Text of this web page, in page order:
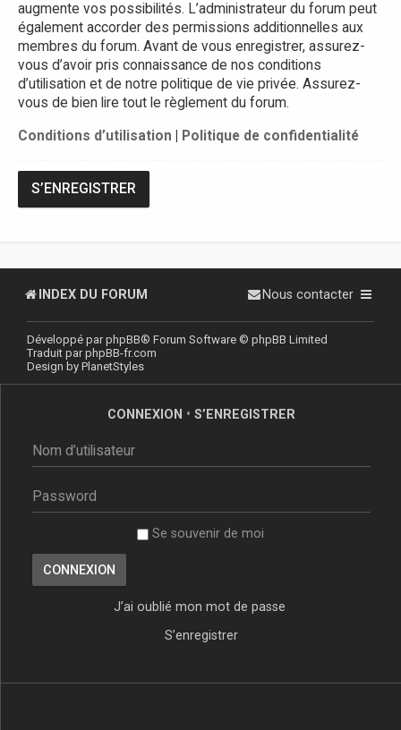
augmente vos possibilités. L’administrateur du forum peut
également accorder des permissions additionnelles aux
membres du forum. Avant de vous enregistrer, assurez-
vous d’avoir pris connaissance de nos conditions
d’utilisation et de notre politique de vie privée. Assurez-
vous de bien lire tout le règlement du forum.
Conditions d’utilisation Politique de confidentialité
S’ENREGISTRER
INDEX DU FORUM Nous contacter
Développé parphpBB® Forum Software © phpBB Limited
Traduit parphpBB-fr.com
Design by PlanetStyles
CONNEXION • S’ENREGISTRER
Se souvenir de moi
J’ai oublié mon mot de passe
S’enregistrer